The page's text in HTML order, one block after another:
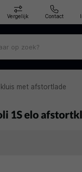
Vergelijk Contact
met afstortlade
1S elo